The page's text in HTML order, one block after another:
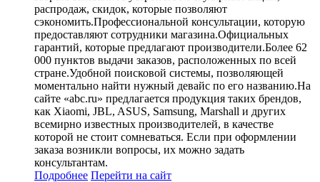
распродаж, скидок, которые позволяют
сэкономить.Профессиональной консультации, которую
предоставляют сотрудники магазина.Официальных
гарантий, которые предлагают производители.Более 62
000 пунктов выдачи заказов, расположенных по всей
стране.Удобной поисковой системы, позволяющей
моментально найти нужный девайс по его названию.На
сайте «abc.ru» предлагается продукция таких брендов,
как Xiaomi, JBL, ASUS, Samsung, Marshall и других
всемирно известных производителей, в качестве
которой не стоит сомневаться. Если при оформлении
заказа возникли вопросы, их можно задать
консультантам.
Подробнее Перейти на сайт